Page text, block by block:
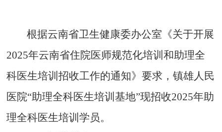
根据云南省卫生健康委办公室《关于开展
2025年云南省住院医师规范化培训和助理全
科医生培训招收工作的通知》要求，镇雄人民
医院“助理全科医生培训基地”现招收2025年助
理全科医生培训学员。